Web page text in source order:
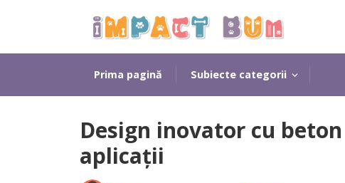
Prima pagină Subiecte categorii
Design inovator cu
aplicații